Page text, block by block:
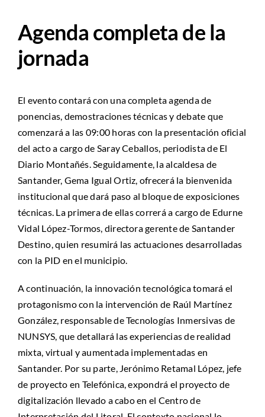
Agenda completa de la
jornada
El evento contará con una completa agenda de
ponencias, demostraciones técnicas y debate que
comenzará a las 09:00 horas con la presentación oficial
del acto a cargo de Saray Ceballos, periodista de El
Diario Montañés. Seguidamente, la alcaldesa de
Santander, Gema Igual Ortiz, ofrecerá la bienvenida
institucional que dará paso al bloque de exposiciones
técnicas. La primera de ellas correrá a cargo de Edurne
Vidal López-Tormos, directora gerente de Santander
Destino, quien resumirá las actuaciones desarrolladas
con la PID en el municipio.
A continuación, la innovación tecnológica tomará el
protagonismo con la intervención de Raúl Martínez
González, responsable de Tecnologías Inmersivas de
NUNSYS, que detallará las experiencias de realidad
mixta, virtual y aumentada implementadas en
Santander. Por su parte, Jerónimo Retamal López, jefe
de proyecto en Telefónica, expondrá el proyecto de
digitalización llevado a cabo en el Centro de